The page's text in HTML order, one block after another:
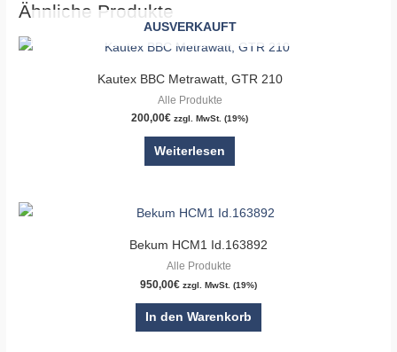
Ähnliche Produkte
AUSVERKAUFT
Kautex BBC Metrawatt, GTR 210
Alle Produkte
200,00€ zzgl. MwSt. (19%)
Weiterlesen
Bekum HCM1 Id.163892
Alle Produkte
950,00€ zzgl. MwSt. (19%)
In den Warenkorb